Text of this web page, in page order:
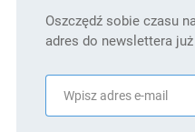
Oszczędź sobie czasu
adres do newslettera